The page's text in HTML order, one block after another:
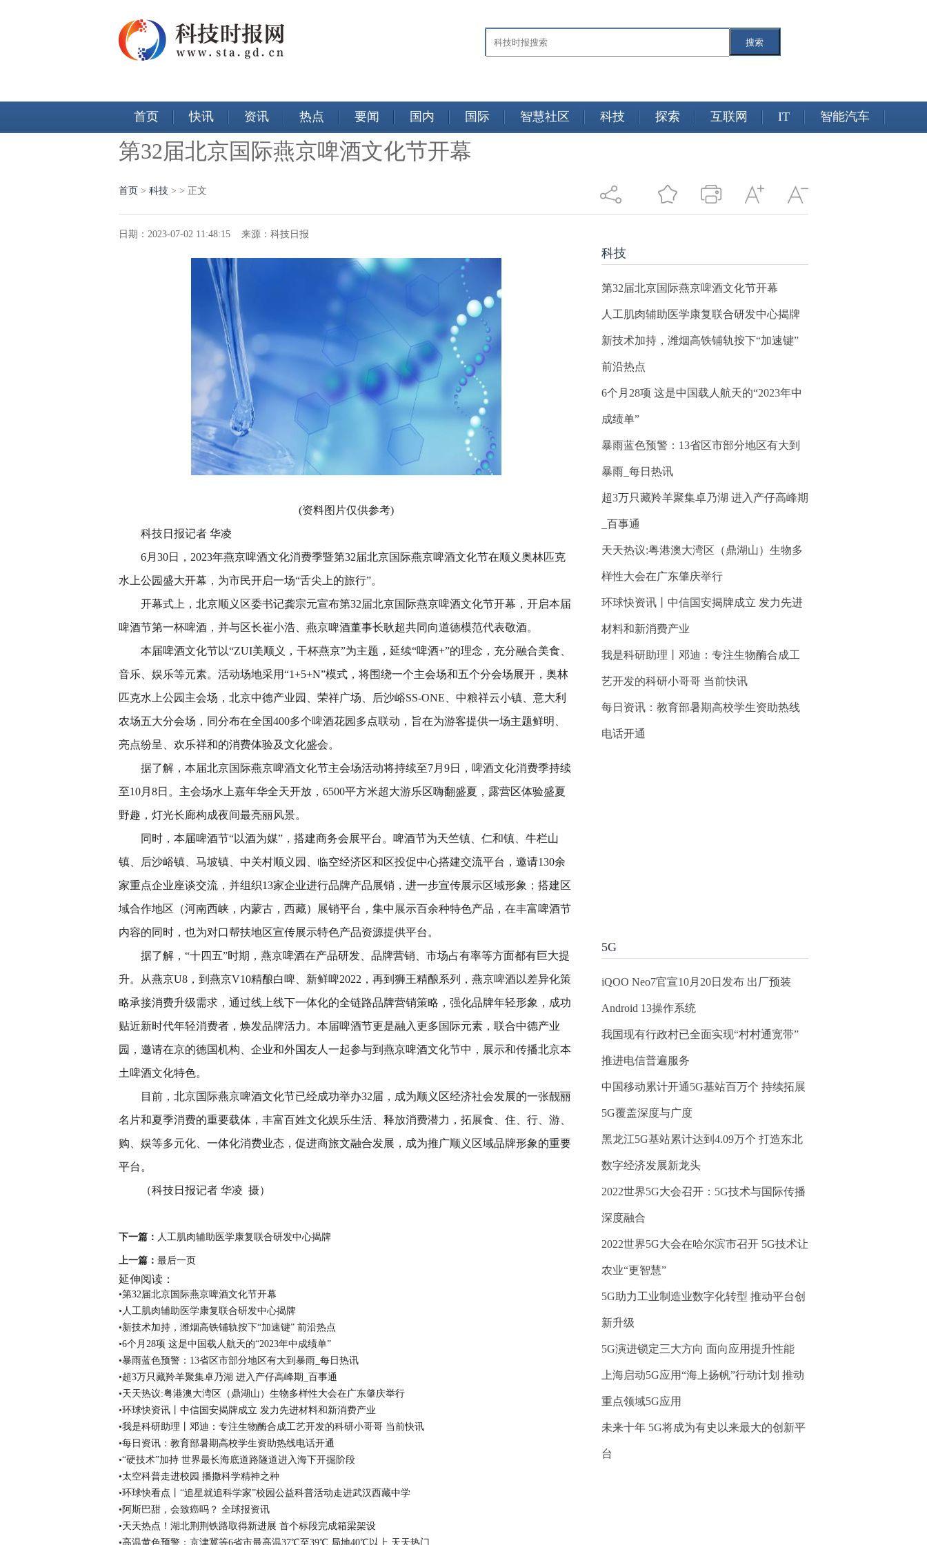
搜索
首页 快讯 资讯 热点 要闻 国内 国际 智慧社区 科技 探索 互联网 IT 智能汽车
第32届北京国际燕京啤酒文化节开幕
首页 > 科技 > > 正文
日期：2023-07-02 11:48:15 来源：科技日报
(资料图片仅供参考)
科技日报记者 华凌
6月30日，2023年燕京啤酒文化消费季暨第32届北京国际燕京啤酒文化节在顺义奥林匹克
水上公园盛大开幕，为市民开启一场“舌尖上的旅行”。
开幕式上，北京顺义区委书记龚宗元宣布第32届北京国际燕京啤酒文化节开幕，开启本届
啤酒节第一杯啤酒，并与区长崔小浩、燕京啤酒董事长耿超共同向道德模范代表敬酒。
本届啤酒文化节以“ZUI美顺义，干杯燕京”为主题，延续“啤酒+”的理念，充分融合美食、
音乐、娱乐等元素。活动场地采用“1+5+N”模式，将围绕一个主会场和五个分会场展开，奥林
匹克水上公园主会场，北京中德产业园、荣祥广场、后沙峪SS-ONE、中粮祥云小镇、意大利
农场五大分会场，同分布在全国400多个啤酒花园多点联动，旨在为游客提供一场主题鲜明、
亮点纷呈、欢乐祥和的消费体验及文化盛会。
据了解，本届北京国际燕京啤酒文化节主会场活动将持续至7月9日，啤酒文化消费季持续
至10月8日。主会场水上嘉年华全天开放，6500平方米超大游乐区嗨翻盛夏，露营区体验盛夏
野趣，灯光长廊构成夜间最亮丽风景。
同时，本届啤酒节“以酒为媒”，搭建商务会展平台。啤酒节为天竺镇、仁和镇、牛栏山
镇、后沙峪镇、马坡镇、中关村顺义园、临空经济区和区投促中心搭建交流平台，邀请130余
家重点企业座谈交流，并组织13家企业进行品牌产品展销，进一步宣传展示区域形象；搭建区
域合作地区（河南西峡，内蒙古，西藏）展销平台，集中展示百余种特色产品，在丰富啤酒节
内容的同时，也为对口帮扶地区宣传展示特色产品资源提供平台。
据了解，“十四五”时期，燕京啤酒在产品研发、品牌营销、市场占有率等方面都有巨大提
升。从燕京U8，到燕京V10精酿白啤、新鲜啤2022，再到狮王精酿系列，燕京啤酒以差异化策
略承接消费升级需求，通过线上线下一体化的全链路品牌营销策略，强化品牌年轻形象，成功
贴近新时代年轻消费者，焕发品牌活力。本届啤酒节更是融入更多国际元素，联合中德产业
园，邀请在京的德国机构、企业和外国友人一起参与到燕京啤酒文化节中，展示和传播北京本
土啤酒文化特色。
目前，北京国际燕京啤酒文化节已经成功举办32届，成为顺义区经济社会发展的一张靓丽
名片和夏季消费的重要载体，丰富百姓文化娱乐生活、释放消费潜力，拓展食、住、行、游、
购、娱等多元化、一体化消费业态，促进商旅文融合发展，成为推广顺义区域品牌形象的重要
平台。
（科技日报记者 华凌 摄）
下一篇： 人工肌肉辅助医学康复联合研发中心揭牌
上一篇： 最后一页
延伸阅读：
•第32届北京国际燕京啤酒文化节开幕
•人工肌肉辅助医学康复联合研发中心揭牌
•新技术加持，潍烟高铁铺轨按下“加速键” 前沿热点
•6个月28项 这是中国载人航天的“2023年中成绩单”
•暴雨蓝色预警：13省区市部分地区有大到暴雨_每日热讯
•超3万只藏羚羊聚集卓乃湖 进入产仔高峰期_百事通
•天天热议:粤港澳大湾区（鼎湖山）生物多样性大会在广东肇庆举行
•环球快资讯丨中信国安揭牌成立 发力先进材料和新消费产业
•我是科研助理丨邓迪：专注生物酶合成工艺开发的科研小哥哥 当前快讯
•每日资讯：教育部暑期高校学生资助热线电话开通
•“硬技术”加持 世界最长海底道路隧道进入海下开掘阶段
•太空科普走进校园 播撒科学精神之种
•环球快看点丨“追星就追科学家”校园公益科普活动走进武汉西藏中学
•阿斯巴甜，会致癌吗？ 全球报资讯
•天天热点！湖北荆荆铁路取得新进展 首个标段完成箱梁架设
•高温黄色预警：京津冀等6省市最高温37℃至39℃ 局地40℃以上 天天热门
科技
第32届北京国际燕京啤酒文化节开幕
人工肌肉辅助医学康复联合研发中心揭牌
新技术加持，潍烟高铁铺轨按下“加速键”
前沿热点
6个月28项 这是中国载人航天的“2023年中
成绩单”
暴雨蓝色预警：13省区市部分地区有大到
暴雨_每日热讯
超3万只藏羚羊聚集卓乃湖 进入产仔高峰期
_百事通
天天热议:粤港澳大湾区（鼎湖山）生物多
样性大会在广东肇庆举行
环球快资讯丨中信国安揭牌成立 发力先进
材料和新消费产业
我是科研助理丨邓迪：专注生物酶合成工
艺开发的科研小哥哥 当前快讯
每日资讯：教育部暑期高校学生资助热线
电话开通
5G
iQOO Neo7官宣10月20日发布 出厂预装
Android 13操作系统
我国现有行政村已全面实现“村村通宽带”
推进电信普遍服务
中国移动累计开通5G基站百万个 持续拓展
5G覆盖深度与广度
黑龙江5G基站累计达到4.09万个 打造东北
数字经济发展新龙头
2022世界5G大会召开：5G技术与国际传播
深度融合
2022世界5G大会在哈尔滨市召开 5G技术让
农业“更智慧”
5G助力工业制造业数字化转型 推动平台创
新升级
5G演进锁定三大方向 面向应用提升性能
上海启动5G应用“海上扬帆”行动计划 推动
重点领域5G应用
未来十年 5G将成为有史以来最大的创新平
台